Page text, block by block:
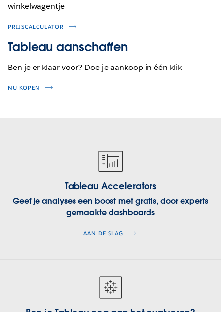
winkelwagentje
PRIJSCALCULATOR
Tableau aanschaffen
Ben je er klaar voor? Doe je aankoop in één klik
NU KOPEN
Tableau Accelerators
Geef je analyses een boost met gratis, door experts
gemaakte dashboards
AAN DE SLAG